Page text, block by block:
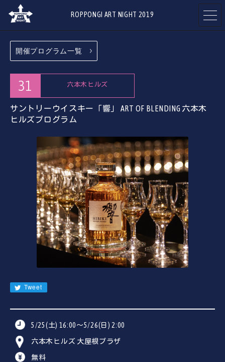
ROPPONGI ART NIGHT 2019
開催概要
プログラム
PROGRAMS
アーティスト
参加ギャラリー
・施設
ART GALLERIES
& FACILITIES
参加店舗
RESTAURANTS
& SHOPS
EN
CN
開催プログラム一覧
31 六本木ヒルズ
サントリーウイスキー「響」 ART OF BLENDING 六本木
ヒルズプログラム
Tweet
5/25(土) 16:00〜5/26(日) 2:00
六本木ヒルズ 大屋根プラザ
無料